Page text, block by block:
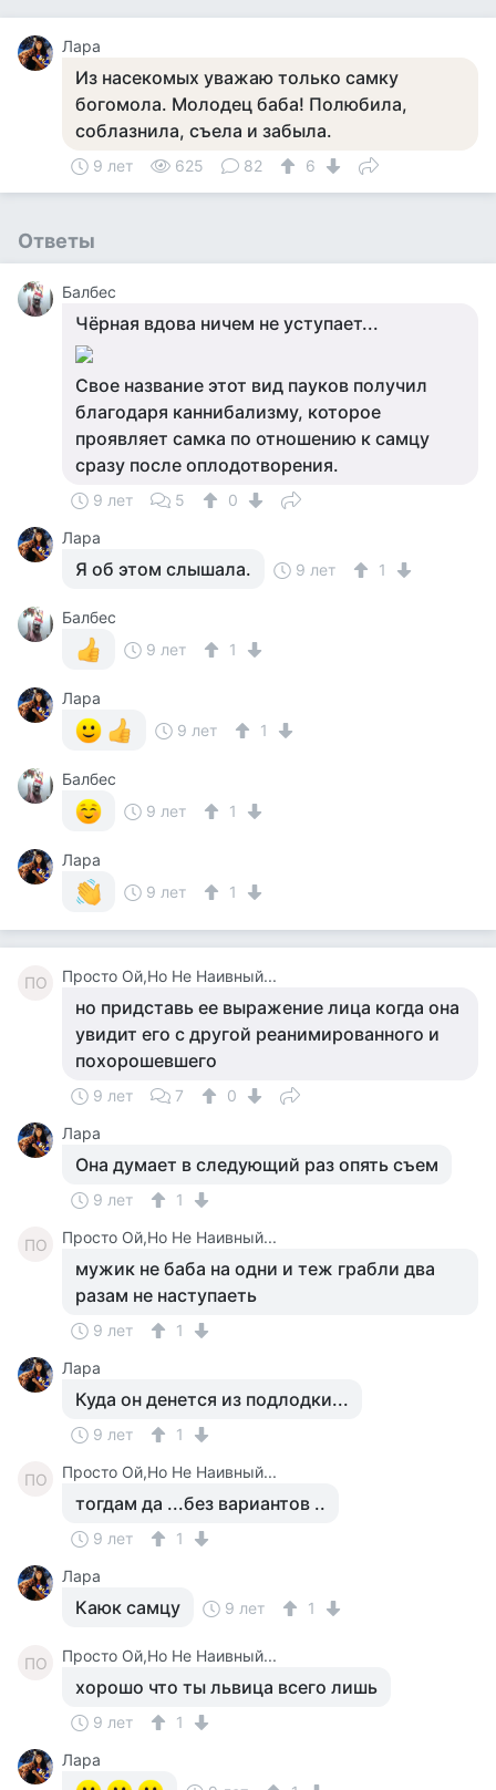
Лара
Из насекомых уважаю только самку
богомола. Молодец баба! Полюбила,
соблазнила, съела и забыла.
9 лет 625 82 6
Ответы
Балбес
Чёрная вдова ничем не уступает...
Свое название этот вид пауков получил
благодаря каннибализму, которое
проявляет самка по отношению к самцу
сразу после оплодотворения.
9 лет 5
0
Лара
Я об этом слышала. 9 лет 1
Балбес
9 лет
1
Лара
9 лет
1
Балбес
9 лет
1
Лара
9 лет
1
ПО Просто Ой,Но Не Наивный...
но придставь ее выражение лица когда она
увидит его с другой реанимированного и
похорошевшего
9 лет 7
0
Лара
Она думает в следующий раз опять съем
9 лет 1
ПО Просто Ой,Но Не Наивный...
мужик не баба на одни и теж грабли два
разам не наступаеть
9 лет
1
Лара
Куда он денется из подлодки...
9 лет 1
ПО Просто Ой,Но Не Наивный...
тогдам да ...без вариантов ..
9 лет
1
Лара
Каюк самцу 9 лет 1
ПО Просто Ой,Но Не Наивный...
хорошо что ты львица всего лишь
9 лет
1
Лара